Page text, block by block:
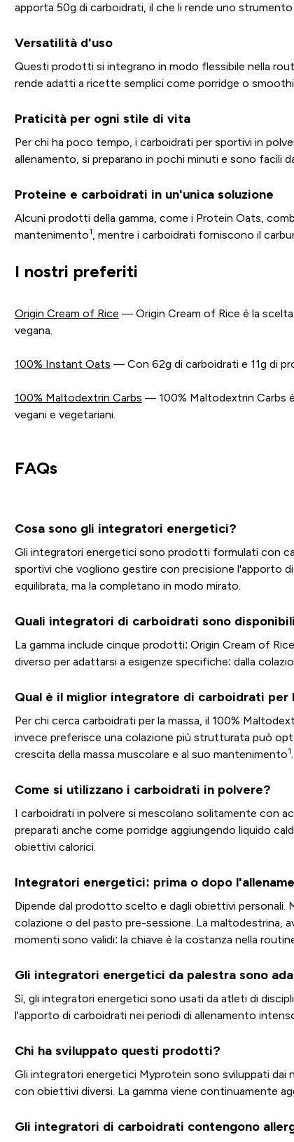
apporta 50g di carboidrati, il che li rende uno
Versatilità d'uso
Questi prodotti si integrano in modo flessibile nella
rende adatti a ricette semplici come porridge o
Praticità per ogni stile di vita
Per chi ha poco tempo, i carboidrati per sportivi in
allenamento, si preparano in pochi minuti e sono facili
Proteine e carboidrati in un'unica soluzione
Alcuni prodotti della gamma, come i Protein Oats,
mantenimento1 , mentre i carboidrati forniscono il
I nostri preferiti
Origin Cream of Rice — Origin Cream of Rice è la
vegana.
100% Instant Oats — Con 62g di carboidrati e 11g di
100% Maltodextrin Carbs — 100% Maltodextrin Carbs
vegani e vegetariani.
FAQs
Cosa sono gli integratori energetici?
Gli integratori energetici sono prodotti formulati con
sportivi che vogliono gestire con precisione l'apporto
equilibrata, ma la completano in modo mirato.
Quali integratori di carboidrati sono
La gamma include cinque prodotti: Origin Cream of
diverso per adattarsi a esigenze specifiche: dalla
Qual è il miglior integratore di carboidrati per
Per chi cerca carboidrati per la massa, il 100%
invece preferisce una colazione più strutturata può
crescita della massa muscolare e al suo mantenimento1
Come si utilizzano i carboidrati in polvere?
I carboidrati in polvere si mescolano solitamente con
preparati anche come porridge aggiungendo liquido
obiettivi calorici.
Integratori energetici: prima o dopo
Dipende dal prodotto scelto e dagli obiettivi personali.
colazione o del pasto pre-sessione. La maltodestrina,
momenti sono validi: la chiave è la costanza nella
Gli integratori energetici da palestra sono
Sì, gli integratori energetici sono usati da atleti di
l'apporto di carboidrati nei periodi di allenamento
Chi ha sviluppato questi prodotti?
Gli integratori energetici Myprotein sono sviluppati dai
con obiettivi diversi. La gamma viene continuamente
Gli integratori di carboidrati contengono